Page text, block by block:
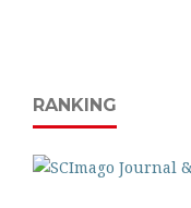
RANKING